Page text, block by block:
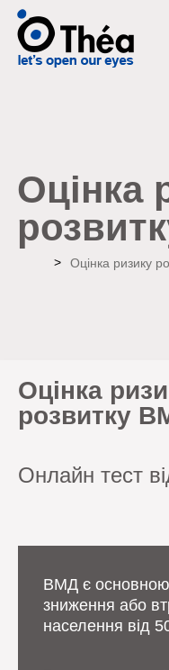
Оцінка
Home Оцінка ризику
Оцінка
розвитку
Онлайн тест
ВМД є
зниження або
населення від